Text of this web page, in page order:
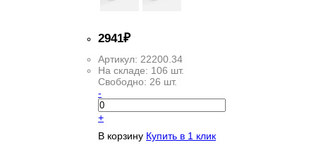
2941₽
Артикул: 22200.34
На складе: 106 шт.
Свободно: 26 шт.
-
+
В корзину Купить в 1 клик